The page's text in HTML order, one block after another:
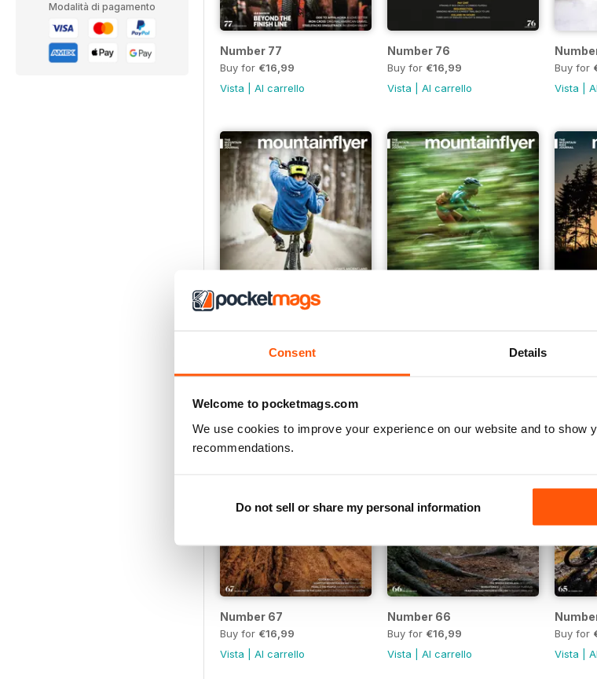
Consent Details
Welcome to pocketmags.com
We use cookies to improve your experience on our website and to show
recommendations.
Do not sell or share my personal information
Modalità di pagamento
Number 77
Buy for €16,99
Vista
Al carrello
Number 76
Buy for €16,99
Vista
Al carrello
Buy for
Vista
€16,99
Vista|Al carrello
Vista
Number 67
Buy for €16,99
Vista
Al carrello
Number 66
Buy for €16,99
Vista
Al carrello
Buy for
Vista